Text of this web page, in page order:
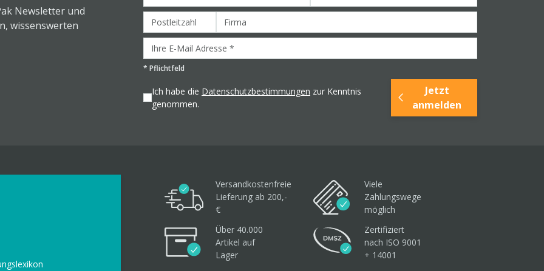
Newsletter und
wissenswerten
* Pflichtfeld
Ich habe die Datenschutzbestimmungen zur Kenntnis
genommen.
Jetzt
anmelden
Versandkostenfreie
Lieferung ab 200,-
€
Viele
Zahlungswege
möglich
Über 40.000
Artikel auf
Lager
Zertifiziert
nach ISO 9001
+ 14001